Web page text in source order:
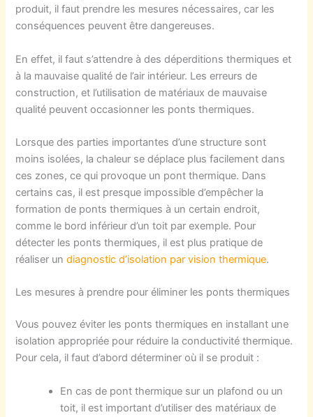
produit, il faut prendre les mesures nécessaires, car les
conséquences peuvent être dangereuses.
En effet, il faut s’attendre à des déperditions thermiqueset
à la mauvaise qualité de l’air intérieur. Les erreurs de
construction, et l’utilisation de matériaux de mauvaise
qualité peuvent occasionner les ponts thermiques.
Lorsque des parties importantes d’une structure sont
moins isolées, la chaleur se déplace plus facilement dans
ces zones, ce qui provoque un pont thermique. Dans
certains cas, il est presque impossibled’empêcher la
formation de ponts thermiquesà un certain endroit,
comme le bord inférieur d’un toit par exemple. Pour
détecter les ponts thermiques, il est plus pratiquede
réaliser un diagnostic d’isolation par vision thermique.
Les mesures à prendre pour éliminer les ponts thermiques
Vous pouvez éviter les ponts thermiques en installant une
isolation appropriée pour réduire la conductivité thermique.
Pour cela, il faut d’abord déterminer où il se produit :
En cas de pont thermique sur un plafond ou un
toit, il est important d’utiliser des matériaux de